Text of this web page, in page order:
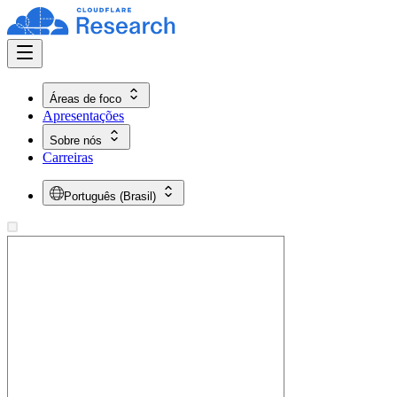
Áreas de foco
Apresentações
Sobre nós
Carreiras
Português (Brasil)